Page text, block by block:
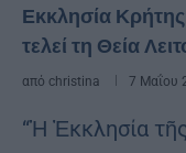
Εκκλησία
τελεί τη Θεία
από christina 7 Μαΐου
“Ἡ Ἐκκλησία